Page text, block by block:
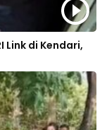
Link di Kendari,